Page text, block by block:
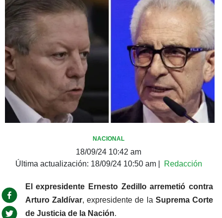
NACIONAL
18/09/24 10:42 am
Última actualización: 18/09/24 10:50 am| Redacción
El expresidente Ernesto Zedillo arremetió contra
Arturo Zaldívar, expresidente de la Suprema Corte
de Justicia de la Nación.